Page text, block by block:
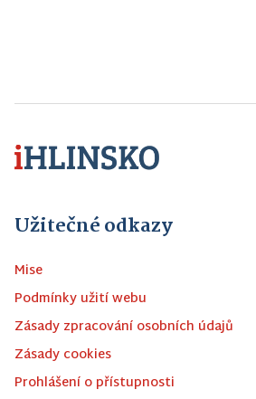
Užitečné odkazy
Mise
Podmínky užití webu
Zásady zpracování osobních údajů
Zásady cookies
Prohlášení o přístupnosti